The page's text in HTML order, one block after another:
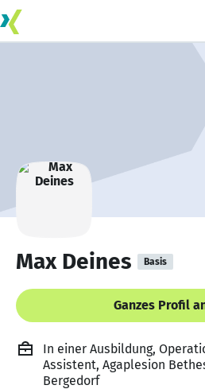
Max Deines Basis
Ganzes Profil
In einer Ausbildung,
Assistent, Agaplesion
Bergedorf